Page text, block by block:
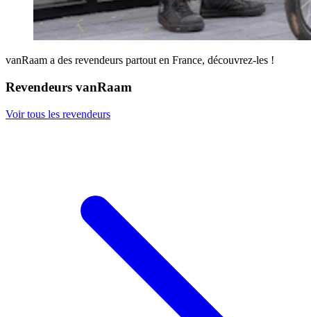
vanRaam a des revendeurs partout en France, découvrez-les !
Revendeurs vanRaam
Voir tous les revendeurs